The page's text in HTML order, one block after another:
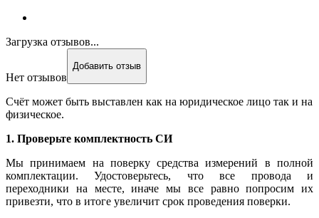
Загрузка отзывов...
Нет отзывов
Добавить отзыв
Счёт может быть выставлен как на юридическое лицо так и на
физическое.
1. Проверьте комплектность СИ
Мы принимаем на поверку средства измерений в полной
комплектации. Удостоверьтесь, что все провода и
переходники на месте, иначе мы все равно попросим их
привезти, что в итоге увеличит срок проведения поверки.